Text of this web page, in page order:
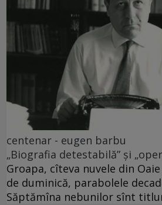
centenar - eugen barbu
„Biografia detestabilă” și
Groapa, cîteva nuvele din
de duminică, parabolele
Săptămîna nebunilor sînt